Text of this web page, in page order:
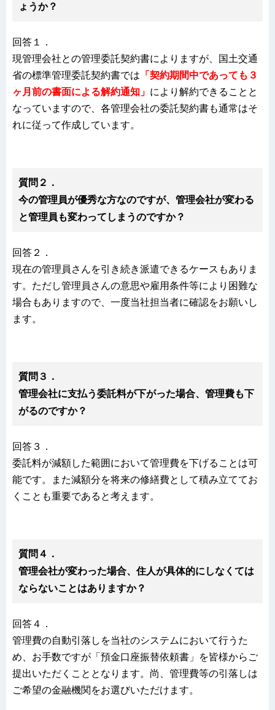
ょうか？
回答１．
現管理会社との管理委託契約書によりますが、国土交通
省の標準管理委託契約書では 「契約期間中であっても３
ヶ月前の書面による解約通知」 により解約できることと
なっていますので、各管理会社の委託契約書も通常はそ
れに従って作成しています。
質問２．
今の管理員が優秀な方なのですが、管理会社が変わる
と管理員も変わってしまうのですか？
回答２．
現在の管理員さんを引き続き派遣できるケースもありま
す。ただし管理員さんの意思や雇用条件等により困難な
場合もありますので、一度当社担当者に確認をお願いし
ます。
質問３．
管理会社に支払う委託料が下がった場合、管理費も下
がるのですか？
回答３．
委託料が減額した範囲において管理費を下げることは可
能です。また減額分を将来の修繕費として積み立ててお
くことも重要であると考えます。
質問４．
管理会社が変わった場合、住人が具体的にしなくては
ならないことはありますか？
回答４．
管理費の自動引落しを当社のシステムにおいて行うた
め、お手数ですが「預金口座振替依頼書」を皆様からご
提出いただくこととなります。尚、管理費等の引落しは
ご希望の金融機関をお選びいただけます。